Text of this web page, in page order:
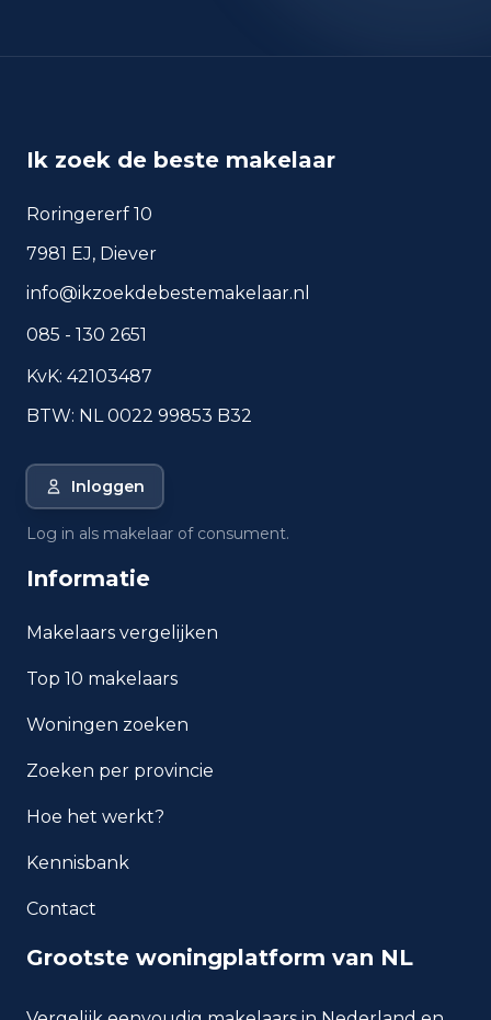
wonen in Utrecht
Korte antwoorden op basis van actuele
plaatscijfers, handig voor een snelle
Utrecht?
Wat is de gemiddelde WOZ-
waarde in Utrecht?
Wat is het gemiddelde
inkomen per inwoner in Utrecht?
Hoe veilig is wonen in
Utrecht?
Welke woningtypen komen
Ik zoek de beste makelaar
Roringererf 10
7981 EJ, Diever
info@ikzoekdebestemakelaar.nl
085 - 130 2651
KvK: 42103487
BTW: NL 0022 99853 B32
Inloggen
Log in als makelaar of consument.
Informatie
Makelaars vergelijken
Top 10 makelaars
Woningen zoeken
Zoeken per provincie
Hoe het werkt?
Kennisbank
Contact
Grootste woningplatform van NL